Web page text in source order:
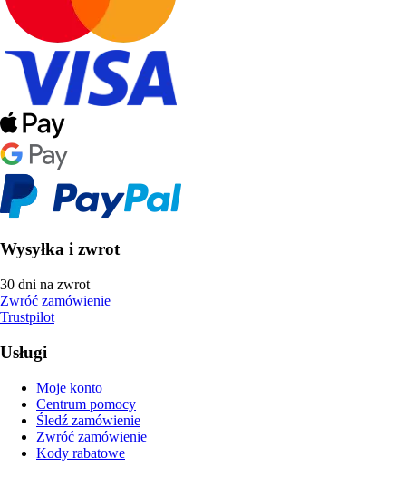
Wysyłka i zwrot
30 dni na zwrot
Zwróć zamówienie
Trustpilot
Usługi
Moje konto
Centrum pomocy
Śledź zamówienie
Zwróć zamówienie
Kody rabatowe